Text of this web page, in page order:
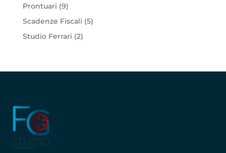
Prontuari (9)
Scadenze Fiscali (5)
Studio Ferrari (2)